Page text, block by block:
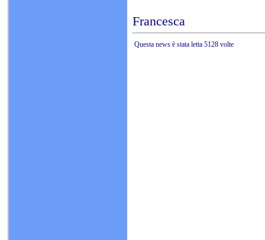
Francesca
Questa news è stata letta 5128 volte